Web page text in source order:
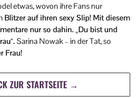
etwas, wovon ihre Fans nur
Blitzer auf ihren sexy Slip! Mit diesem
nur so dahin. „Du bist und
Sarina Nowak – in der Tat, so
Frau!
ZUR STARTSEITE →